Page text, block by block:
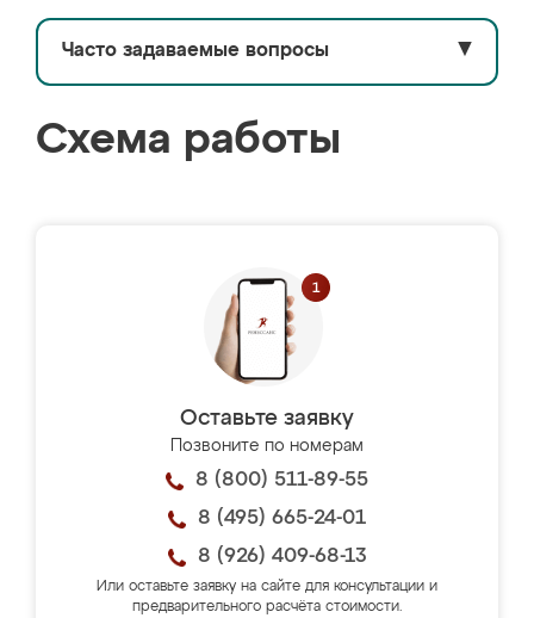
Часто задаваемые вопросы ▼
Схема работы
Оставьте заявку
Позвоните по номерам
8 (800) 511-89-55
8 (495) 665-24-01
8 (926) 409-68-13
Или оставьте заявку на сайте для консультации и
предварительного расчёта стоимости.